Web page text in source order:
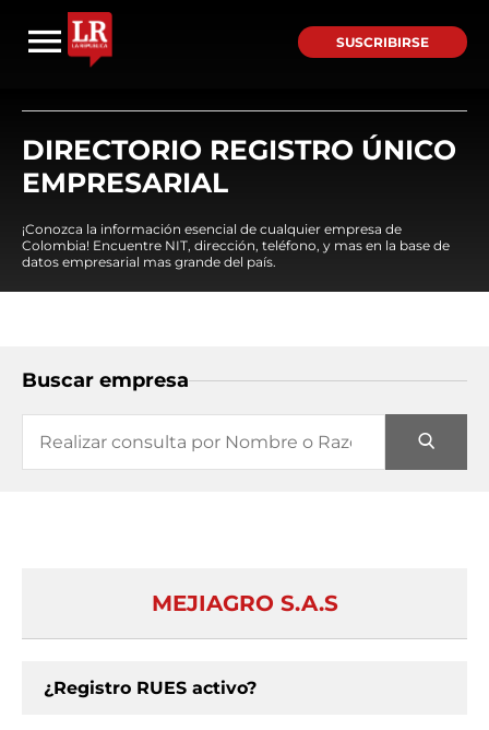
SUSCRIBIRSE
DIRECTORIO REGISTRO ÚNICO
EMPRESARIAL
¡Conozca la información esencial de cualquier empresa de
Colombia! Encuentre NIT, dirección, teléfono, y mas en la base de
datos empresarial mas grande del país.
Buscar empresa
MEJIAGRO S.A.S
¿Registro RUES activo?